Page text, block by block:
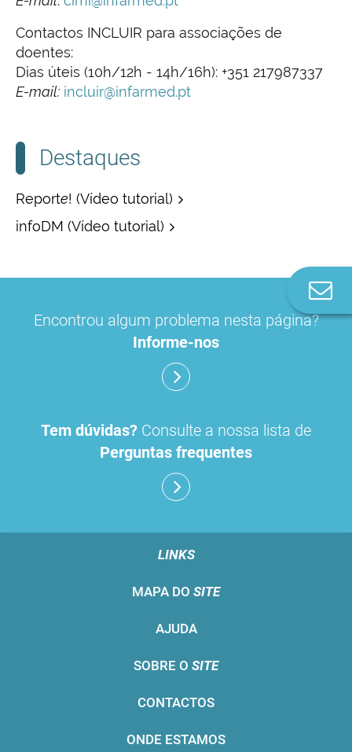
Contactos INCLUIR para associações de
doentes:
Dias úteis (10h/12h - 14h/16h): +351 217987337
E-mail: incluir@infarmed.pt
Destaques
Reporte! (Vídeo tutorial)
infoDM (Vídeo tutorial)
Encontrou algum problema nesta página?
Informe-nos
Tem dúvidas? Consulte a nossa lista de
Perguntas frequentes
LINKS
MAPA DO SITE
AJUDA
SOBRE O SITE
CONTACTOS
ONDE ESTAMOS